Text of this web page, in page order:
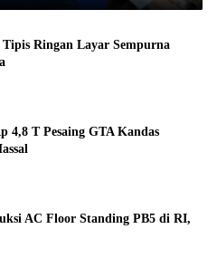
Ringan Layar Sempurna
4,8 T Pesaing GTA Kandas
AC Floor Standing PB5 di RI,